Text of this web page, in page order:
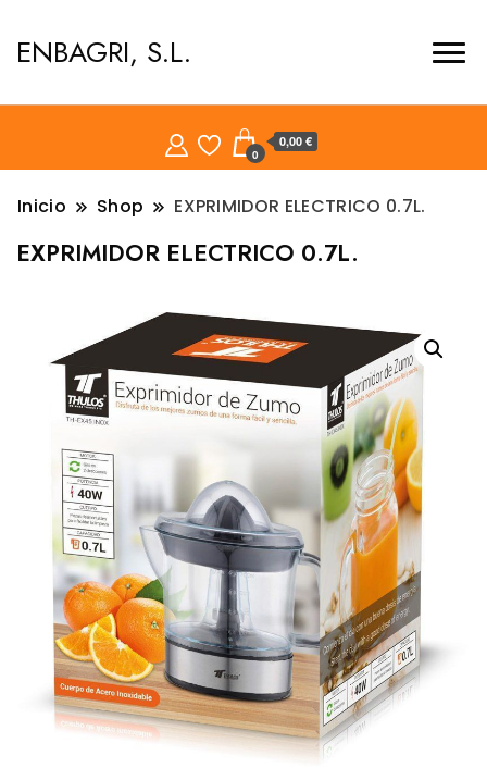
ENBAGRI, S.L.
0
0,00 €
Inicio Shop EXPRIMIDOR ELECTRICO 0.7L.
EXPRIMIDOR ELECTRICO 0.7L.